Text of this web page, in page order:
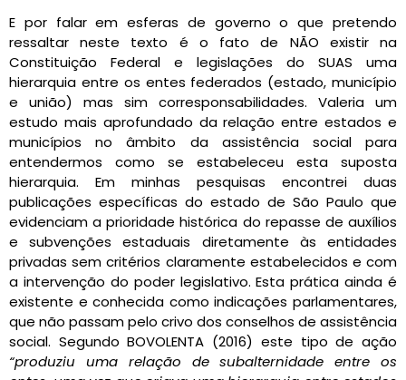
E por falar em esferas de governo o que pretendo
ressaltar neste texto é o fato de NÃO existir na
Constituição Federal e legislações do SUAS uma
hierarquia entre os entes federados (estado, município
e união) mas sim corresponsabilidades. Valeria um
estudo mais aprofundado da relação entre estados e
municípios no âmbito da assistência social para
entendermos como se estabeleceu esta suposta
hierarquia. Em minhas pesquisas encontrei duas
publicações específicas do estado de São Paulo que
evidenciam a prioridade histórica do repasse de auxílios
e subvenções estaduais diretamente às entidades
privadas sem critérios claramente estabelecidos e com
a intervenção do poder legislativo. Esta prática ainda é
existente e conhecida como indicações parlamentares,
que não passam pelo crivo dos conselhos de assistência
social. Segundo BOVOLENTA (2016) este tipo de ação
“produziu uma relação de subalternidade entre os